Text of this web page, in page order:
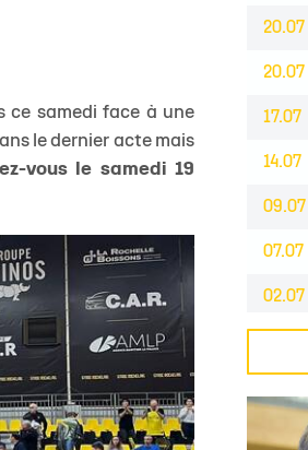
ce samedi face à une
le dernier acte mais
vous le samedi 19
20.07
20.07
17.07
14.07
09.07
07.07
02.07